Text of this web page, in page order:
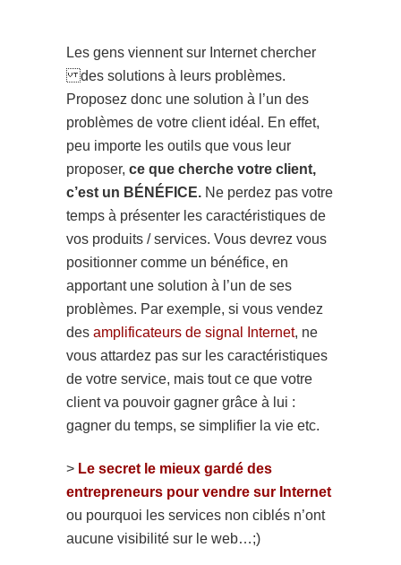
Les gens viennent sur Internet chercher
des solutions à leurs problèmes.
Proposez donc une solution à l’un des
problèmes de votre client idéal. En effet,
peu importe les outils que vous leur
proposer, ce que cherche votre client,
c’est un BÉNÉFICE. Ne perdez pas votre
temps à présenter les caractéristiques de
vos produits / services. Vous devrez vous
positionner comme un bénéfice, en
apportant une solution à l’un de ses
problèmes. Par exemple, si vous vendez
des amplificateurs de signal Internet, ne
vous attardez pas sur les caractéristiques
de votre service, mais tout ce que votre
client va pouvoir gagner grâce à lui :
gagner du temps, se simplifier la vie etc.
> Le secret le mieux gardé des
entrepreneurs pour vendre sur Internet
ou pourquoi les services non ciblés n’ont
aucune visibilité sur le web…;)